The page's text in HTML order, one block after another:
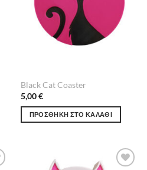
Black Cat Coaster
5,00€
ΠΡΟΣΘΉΚΗ ΣΤΟ ΚΑΛΆΘΙ